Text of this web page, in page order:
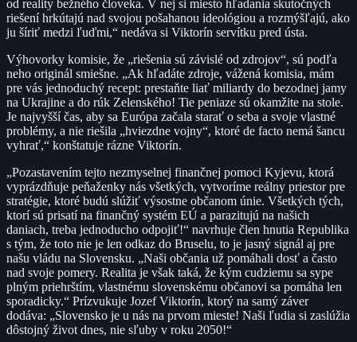
od reality bežného človeka. V nej si miesto hľadania skutočných
riešení hrkútajú nad svojou pošahanou ideológiou a rozmýšľajú, ako
ju šíriť medzi ľuďmi,“ nedáva si Viktorín servítku pred ústa.
Výhovorky komisie, že „riešenia sú závislé od zdrojov“, sú podľa
neho originál smiešne. „Ak hľadáte zdroje, vážená komisia, mám
pre vás jednoduchý recept: prestaňte liať miliardy do bezodnej jamy
na Ukrajine a do rúk Zelenského! Tie peniaze sú okamžite na stole.
Je najvyšší čas, aby sa Európa začala starať o seba a svoje vlastné
problémy, a nie riešila „hviezdne vojny“, ktoré de facto nemá šancu
vyhrať,“ konštatuje rázne Viktorín.
„Pozastavením tejto nezmyselnej finančnej pomoci Kyjevu, ktorá
vyprázdňuje peňaženky nás všetkých, vytvoríme reálny priestor pre
stratégie, ktoré budú slúžiť výsostne občanom únie. Všetkých tých,
ktorí sú prisatí na finančný systém EÚ a parazitujú na našich
daniach, treba jednoducho odpojiť!“ navrhuje člen hnutia Republika
s tým, že toto nie je len odkaz do Bruselu, to je jasný signál aj pre
našu vládu na Slovensku. „Naši občania už pomáhali dosť a často
nad svoje pomery. Realita je však taká, že kým cudziemu sa sype
plným priehrštím, vlastnému slovenskému občanovi sa pomáha len
sporadicky.“ Prízvukuje Jozef Viktorín, ktorý na samý záver
dodáva: „Slovensko je u nás na prvom mieste! Naši ľudia si zaslúžia
dôstojný život dnes, nie sľuby v roku 2050!“